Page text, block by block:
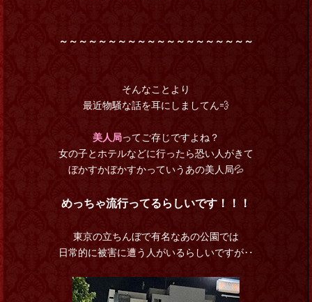
～～～～～～～～～～～～～～～～～～～～
そんなことより
最近物騒な話を耳にしましてん💨
美人局ってご存じですよね？
女の子とホテルなどに行ったら恐い人がきて
ぼかすかぼかすかっていうあの美人局💦
めっちゃ流行ってるらしいです！！！
東京の立ちんぼで有名なあの公園では
日常的に被害に遭う人がいるらしいですが‥